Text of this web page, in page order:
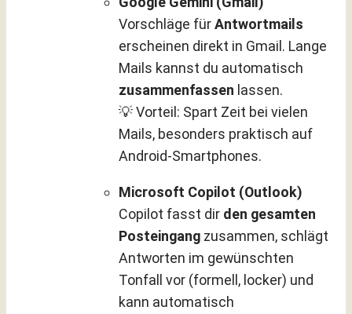
Vorschläge fürAntwortmails
erscheinen direkt in Gmail. Lange
Mails kannst du automatisch
zusammenfassen lassen.
💡 Vorteil: Spart Zeit bei vielen
Mails, besonders praktisch auf
Android-Smartphones.
Microsoft Copilot (Outlook)
Copilot fasst dir den gesamten
Posteingangzusammen, schlägt
Antworten im gewünschten
Tonfall vor (formell, locker) und
kann automatisch